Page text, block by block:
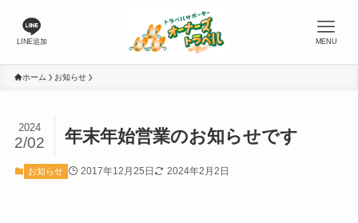
LINE追加 MENU
ホーム お知らせ
年末年始営業のお知らせです
2024
2/02
お知らせ 2017年12月25日 2024年2月2日